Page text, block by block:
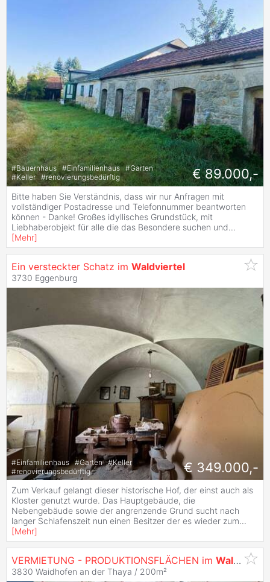
#Bauernhaus #Einfamilienhaus #Garten
#Keller #renovierungsbedürftig € 89.000,-
Bitte haben Sie Verständnis, dass wir nur Anfragen mit
vollständiger Postadresse und Telefonnummer beantworten
können - Danke! Großes idyllisches Grundstück, mit
Liebhaberobjekt für alle die das Besondere suchen und...
[Mehr]
Ein versteckter Schatz im Waldviertel
3730 Eggenburg
#Einfamilienhaus #Garten #Keller
#renovierungsbedürftig € 349.000,-
Zum Verkauf gelangt dieser historische Hof, der einst auch als
Kloster genutzt wurde. Das Hauptgebäude, die
Nebengebäude sowie der angrenzende Grund sucht nach
langer Schlafenszeit nun einen Besitzer der es wieder zum...
[Mehr]
VERMIETUNG - PRODUKTIONSFLÄCHEN im Waldviertel
3830 Waidhofen an der Thaya / 200m²